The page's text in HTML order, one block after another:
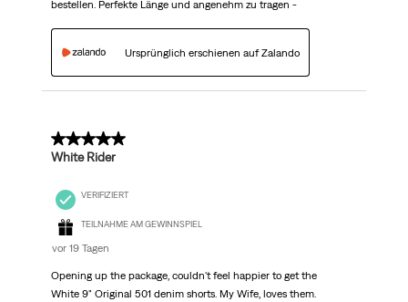
bestellen. Perfekte Länge und angenehm zu tragen -
Ursprünglich erschienen auf Zalando
5 von 5 Sternen.
White Rider
VERIFIZIERT
TEILNAHME AM GEWINNSPIEL
vor 19 Tagen
Opening up the package, couldn't feel happier to get the
White 9" Original 501 denim shorts. My Wife, loves them.